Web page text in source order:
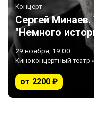
Концерт
Сергей Минаев.
"Немного
29 ноября, 19:00
Киноконцертный театр
от 2200 ₽